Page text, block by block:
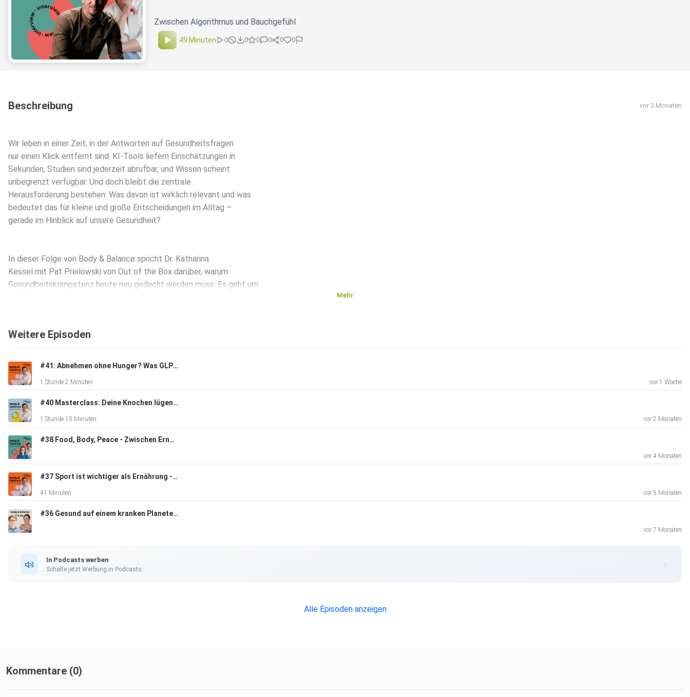
Zwischen Algorithmus und Bauchgefühl
49 Minuten 0 0 0 0 0 0
Beschreibung vor 3 Monaten
Wir leben in einer Zeit, in der Antworten auf Gesundheitsfragen
nur einen Klick entfernt sind. KI-Tools liefern Einschätzungen in
Sekunden, Studien sind jederzeit abrufbar, und Wissen scheint
unbegrenzt verfügbar. Und doch bleibt die zentrale
Herausforderung bestehen: Was davon ist wirklich relevant und was
bedeutet das für kleine und große Entscheidungen im Alltag –
gerade im Hinblick auf unsere Gesundheit?
In dieser Folge von Body & Balance spricht Dr. Katharina
Kessel mit Pat Preilowski von Out of the Box darüber, warum
Gesundheitskompetenz heute neu gedacht werden muss. Es geht um
Gemeinsam werfen sie einen Blick auf die Chancen und Grenzen von
KI im Gesundheitskontext und darauf, warum nicht die Menge an
Wissen entscheidend ist, sondern der Umgang damit.
www.outoftheb-ox.com @outofthebox.science
Coach für evidenzbasierte Gesundheit & Krafttraining
Mehr
Weitere Episoden
#41: Abnehmen ohne Hunger? Was GLP-1 wirklich verändert
1 Stunde 2 Minuten vor 1 Woche
#40 Masterclass: Deine Knochen lügen nicht – Was dein Skelett über deinen Stoffwechsel verrät
1 Stunde 15 Minuten vor 2 Monaten
#38 Food, Body, Peace - Zwischen Ernährungsregeln und Körpergefühl: Ein Weg zurück zur Balance
vor 4 Monaten
#37 Sport ist wichtiger als Ernährung -Warum Bewegung mehr kann als jedes Superfood
41 Minuten vor 5 Monaten
#36 Gesund auf einem kranken Planeten? Mobilität, Ernährung & mentale Gesundheit in der Klimakrise
vor 7 Monaten
In Podcasts werben
Schalte jetzt Werbung in Podcasts.
Alle Episoden anzeigen
Kommentare (0)